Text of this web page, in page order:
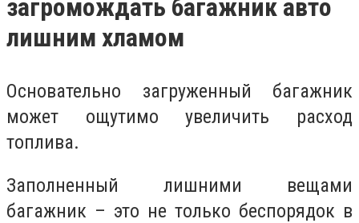
загромождать багажник авто
лишним хламом
Основательно загруженный багажник
может ощутимо увеличить расход
топлива.
Заполненный лишними вещами
багажник – это не только беспорядок в